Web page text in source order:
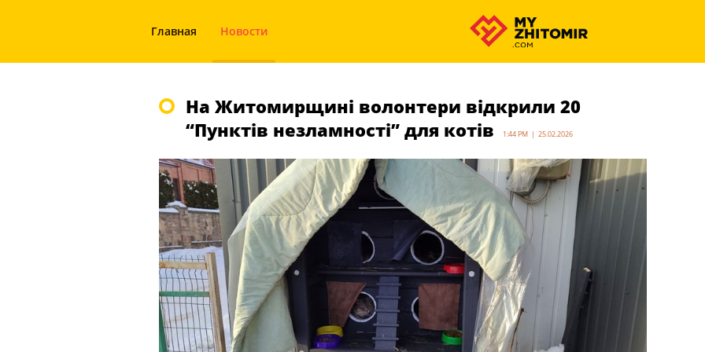
Главная Новости
На Житомирщині волонтери відкрили 20
“Пунктів незламності” для котів
1:44 PM | 25.02.2026